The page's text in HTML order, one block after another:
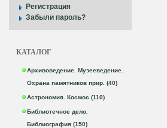
Регистрация
Забыли пароль?
КАТАЛОГ
Архивоведение. Музееведение.
Охрана памятников прир. (40)
Астрономия. Космос (110)
Библиотечное дело.
Библиография (150)